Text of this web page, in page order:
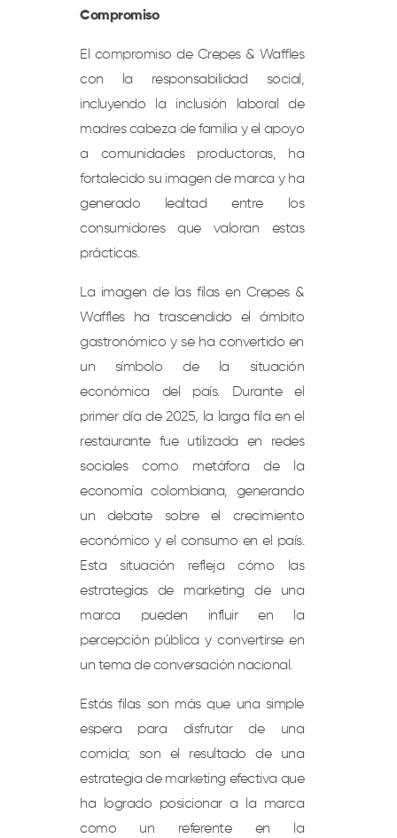
Compromiso
El compromiso de Crepes & Waffles
con la responsabilidad social,
incluyendo la inclusión laboral de
madres cabeza de familia y el apoyo
a comunidades productoras, ha
fortalecido su imagen de marca y ha
generado lealtad entre los
consumidores que valoran estas
prácticas.
La imagen de las filas en Crepes &
Waffles ha trascendido el ámbito
gastronómico y se ha convertido en
un símbolo de la situación
económica del país. Durante el
primer día de 2025, la larga fila en el
restaurante fue utilizada en redes
sociales como metáfora de la
economía colombiana, generando
un debate sobre el crecimiento
económico y el consumo en el país.
Esta situación refleja cómo las
estrategias de marketing de una
marca pueden influir en la
percepción pública y convertirse en
un tema de conversación nacional.
Estás filas son más que una simple
espera para disfrutar de una
comida; son el resultado de una
estrategia de marketing efectiva que
ha logrado posicionar a la marca
como un referente en la